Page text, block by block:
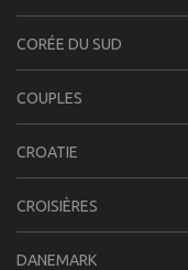
CORÉE DU SUD
COUPLES
CROATIE
CROISIÈRES
DANEMARK